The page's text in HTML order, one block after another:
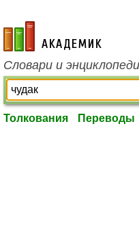
academic.ru
Словари и
Толкования Переводы